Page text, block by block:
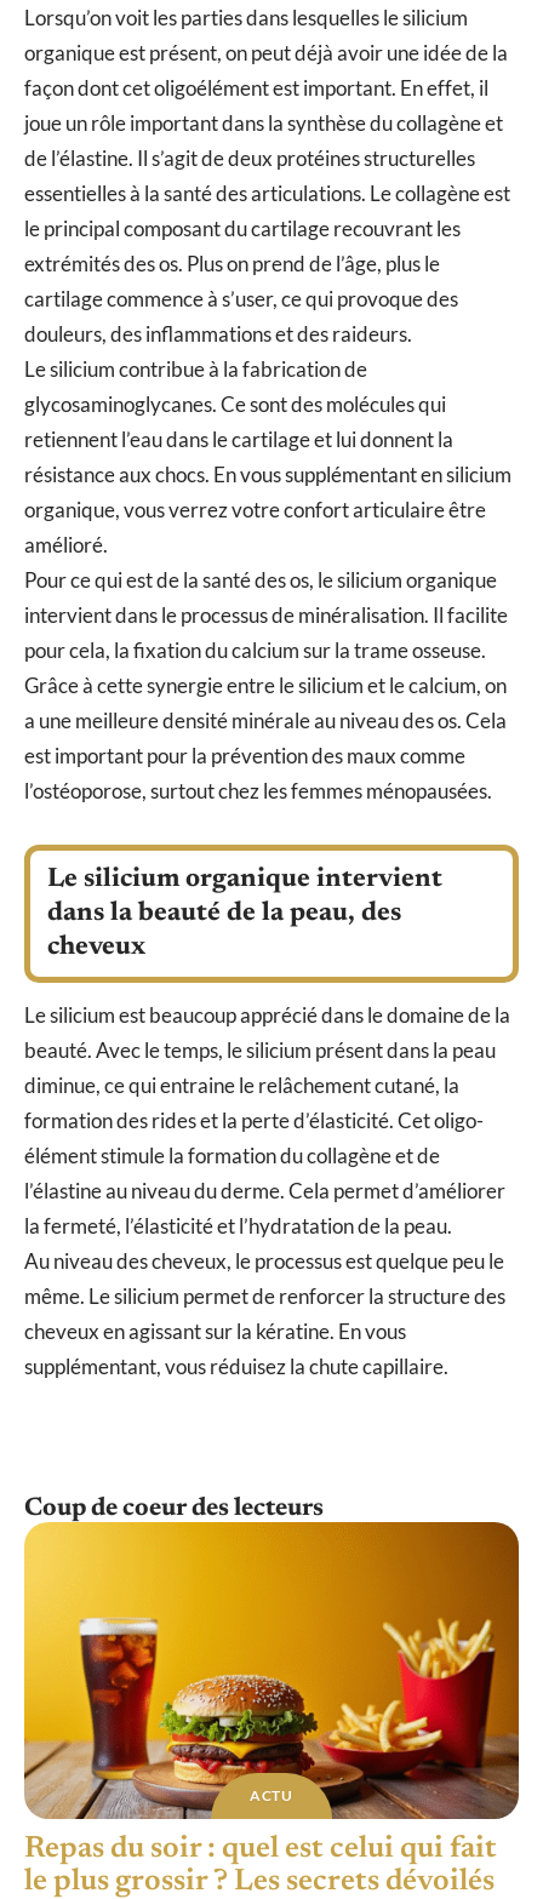
Lorsqu’on voit les parties dans lesquelles le silicium
organique est présent, on peut déjà avoir une idée de la
façon dont cet oligoélément est important. En effet, il
joue un rôle important dans la synthèse du collagène et
de l’élastine. Il s’agit de deux protéines structurelles
essentielles à la santé des articulations. Le collagène est
le principal composant du cartilage recouvrant les
extrémités des os. Plus on prend de l’âge, plus le
cartilage commence à s’user, ce qui provoque des
douleurs, des inflammations et des raideurs.
Le silicium contribue à la fabrication de
glycosaminoglycanes. Ce sont des molécules qui
retiennent l’eau dans le cartilage et lui donnent la
résistance aux chocs. En vous supplémentant en silicium
organique, vous verrez votre confort articulaire être
amélioré.
Pour ce qui est de la santé des os, le silicium organique
intervient dans le processus de minéralisation. Il facilite
pour cela, la fixation du calcium sur la trame osseuse.
Grâce à cette synergie entre le silicium et le calcium, on
a une meilleure densité minérale au niveau des os. Cela
est important pour la prévention des maux comme
l’ostéoporose, surtout chez les femmes ménopausées.
Le silicium organique intervient
dans la beauté de la peau, des
cheveux
Le silicium est beaucoup apprécié dans le domaine de la
beauté. Avec le temps, le silicium présent dans la peau
diminue, ce qui entraine le relâchement cutané, la
formation des rides et la perte d’élasticité. Cet oligo-
élément stimule la formation du collagène et de
l’élastine au niveau du derme. Cela permet d’améliorer
la fermeté, l’élasticité et l’hydratation de la peau.
Au niveau des cheveux, le processus est quelque peu le
même. Le silicium permet de renforcer la structure des
cheveux en agissant sur la kératine. En vous
supplémentant, vous réduisez la chute capillaire.
Coup de coeur des lecteurs
ACTU
Repas du soir : quel est celui qui fait
le plus grossir ? Les secrets dévoilés